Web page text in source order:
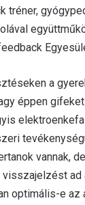
tréner,
a
éppen
vannak,
ad
optimális-e az